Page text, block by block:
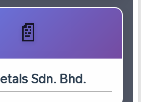
Sdn. Bhd.